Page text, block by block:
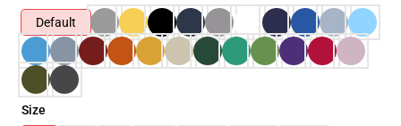
Default
Size